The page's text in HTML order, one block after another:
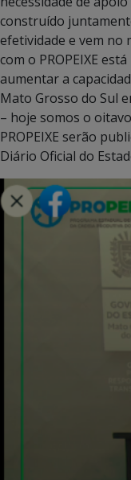
construído
efetividade e vem no
com o PROPEIXE
aumentar a
Mato Grosso do Sul
– hoje somos o
PROPEIXE serão
Diário Oficial do